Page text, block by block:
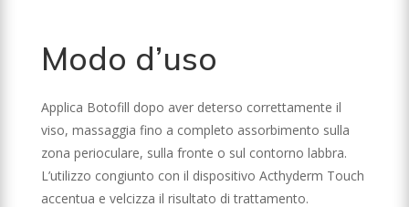
Modo d’uso
Applica Botofill dopo aver deterso correttamente il
viso, massaggia fino a completo assorbimento sulla
zona perioculare, sulla fronte o sul contorno labbra.
L’utilizzo congiunto con il dispositivo Acthyderm Touch
accentua e velcizza il risultato di trattamento.